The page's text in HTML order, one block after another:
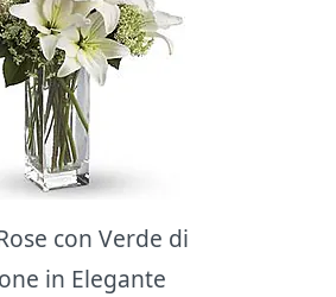
con Verde di
in Elegante